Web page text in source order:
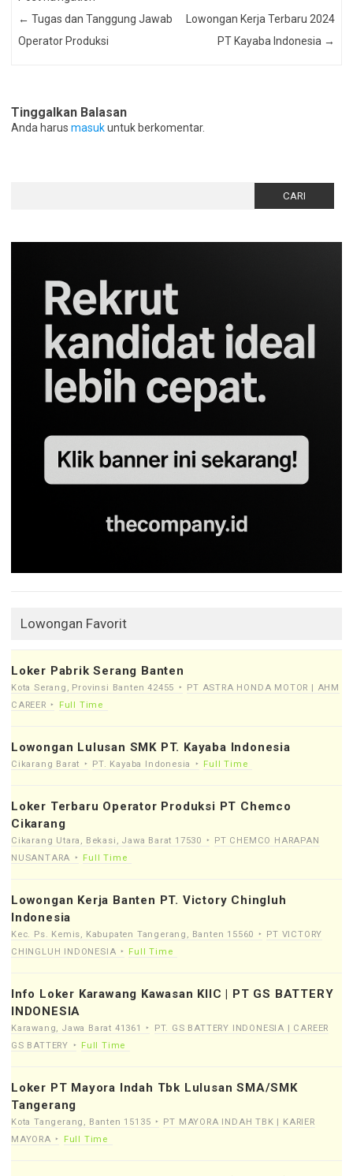
← Tugas dan Tanggung Jawab
Operator Produksi
Lowongan Kerja Terbaru 2024
PT Kayaba Indonesia →
Tinggalkan Balasan
Anda harus masukuntuk berkomentar.
Lowongan Favorit
Loker Pabrik Serang Banten
Kota Serang, Provinsi Banten 42455
PT ASTRA HONDA MOTOR | AHM
CAREER
Full Time
Lowongan Lulusan SMK PT. Kayaba Indonesia
Cikarang Barat PT. Kayaba Indonesia Full Time
Loker Terbaru Operator Produksi PT Chemco
Cikarang
Cikarang Utara, Bekasi, Jawa Barat 17530
PT CHEMCO HARAPAN
NUSANTARA
Full Time
Lowongan Kerja Banten PT. Victory Chingluh
Indonesia
Kec. Ps. Kemis, Kabupaten Tangerang, Banten 15560
PT VICTORY
CHINGLUH INDONESIA
Full Time
Info Loker Karawang Kawasan KIIC | PT GS BATTERY
INDONESIA
Karawang, Jawa Barat 41361
PT. GS BATTERY INDONESIA | CAREER
GS BATTERY
Full Time
Loker PT Mayora Indah Tbk Lulusan SMA/SMK
Tangerang
Kota Tangerang, Banten 15135
PT MAYORA INDAH TBK | KARIER
MAYORA
Full Time